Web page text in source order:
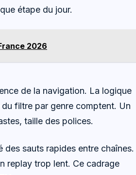
étape du jour.
2026
de la navigation. La logique
filtre par genre comptent. Un
taille des polices.
sauts rapides entre chaînes.
replay trop lent. Ce cadrage